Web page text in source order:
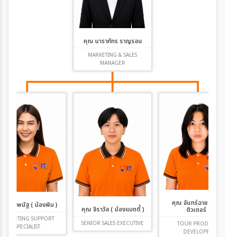
คุณ นาราภัทร ราญรอน
MARKETING & SALES
MANAGER
พิมพนัฐ ( น้องพิม )
MARKETING SUPPORT
SPECIALIST
คุณ จิราวัล ( น้องแบตตี้ )
SENIOR SALES EXECUTIVE
คุณ จันทร์ฉาย ( น้อง
ติวเตอร์ )
TOUR PRODUCT
DEVELOPER